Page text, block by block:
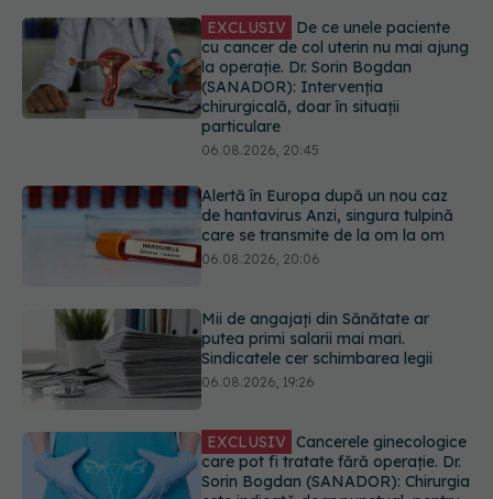
Alertă în Europa după un nou caz
de hantavirus Anzi, singura tulpină
care se transmite de la om la om
06.08.2026, 20:06
putea primi salarii mai mari.
Sindicatele cer schimbarea legii
06.08.2026, 19:26
care pot fi tratate fără operație. Dr.
Sorin Bogdan (SANADOR): Chirurgia
este indicată doar punctual, pentru
anumite categorii de paciente
06.08.2026, 19:05
Greșeala pe care milioane de femei
o fac când își cumpără sutien. Un
medic explică metoda corectă